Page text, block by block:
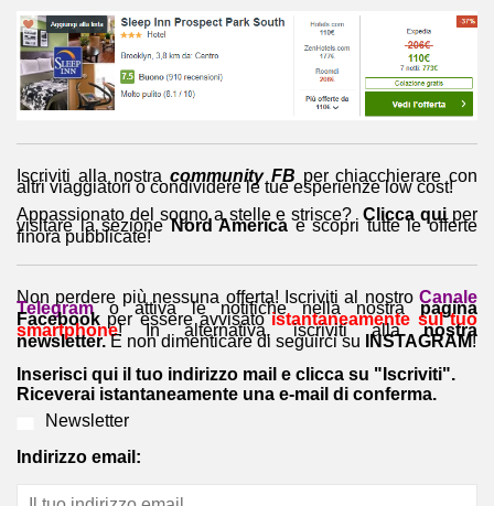
Iscriviti alla nostracommunity FB per chiacchierare con
altri viaggiatori o condividere le tue esperienze low cost!
Appassionato del sogno a stelle e strisce?Clicca quiper
visitare la sezioneNord Americae scopri tutte le offerte
finora pubblicate!
Non perdere più nessuna offerta! Iscriviti al nostro Canale
Telegram o attiva le notifiche nella nostrapagina
Facebook per essere avvisatoistantaneamente sul tuo
smartphone! In alternativa, iscriviti allanostra
newsletter.E non dimenticare di seguirci su INSTAGRAM!
Inserisci qui il tuo indirizzo mail e clicca su "Iscriviti".
Riceverai istantaneamente una e-mail di conferma.
Newsletter
Indirizzo email: